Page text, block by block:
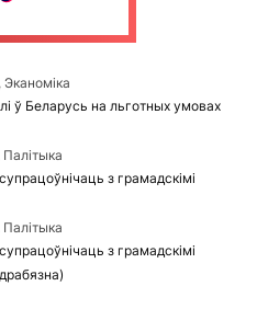
ў Беларусь на льготных умовах
з грамадскімі
з грамадскімі